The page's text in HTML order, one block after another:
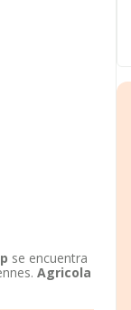
se encuentra
Agricola